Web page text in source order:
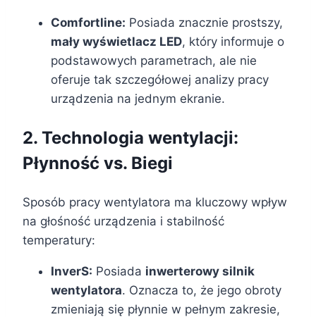
Comfortline: Posiada znacznie prostszy,
mały wyświetlacz LED, który informuje o
podstawowych parametrach, ale nie
oferuje tak szczegółowej analizy pracy
urządzenia na jednym ekranie.
2. Technologia wentylacji:
Płynność vs. Biegi
Sposób pracy wentylatora ma kluczowy wpływ
na głośność urządzenia i stabilność
temperatury:
InverS: Posiada inwerterowy silnik
wentylatora. Oznacza to, że jego obroty
zmieniają się płynnie w pełnym zakresie,